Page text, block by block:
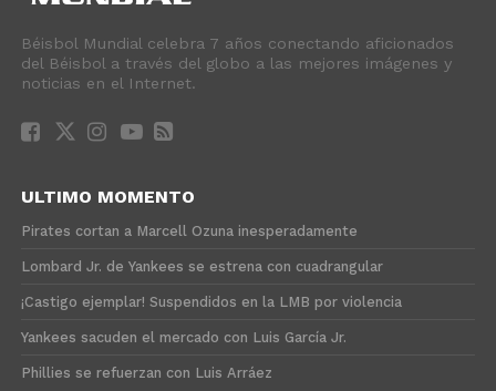
Béisbol Mundial celebra 7 años conectando aficionados
del Béisbol a través del globo a las mejores imágenes y
noticias en el Internet.
ULTIMO MOMENTO
Pirates cortan a Marcell Ozuna inesperadamente
Lombard Jr. de Yankees se estrena con cuadrangular
¡Castigo ejemplar! Suspendidos en la LMB por violencia
Yankees sacuden el mercado con Luis García Jr.
Phillies se refuerzan con Luis Arráez